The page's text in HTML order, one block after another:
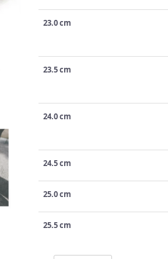
23.0 cm
23.5 cm
24.0 cm
24.5 cm
25.0 cm
25.5 cm